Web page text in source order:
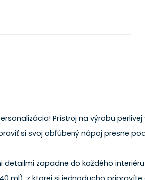
Prístroj na výrobu
si svoj obľúbený nápoj presne
detailmi zapadne do každého
ml), z ktorej si jednoducho